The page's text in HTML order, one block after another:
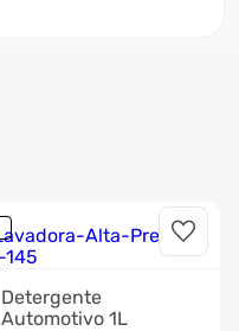
Detergente
Automotivo 1L